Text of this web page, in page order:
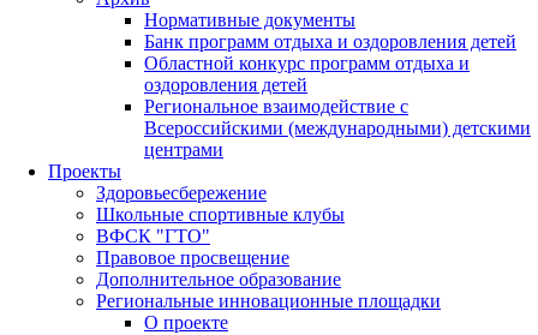
Нормативные документы
Банк программ отдыха и оздоровления детей
Областной конкурс программ отдыха и
оздоровления детей
Региональное взаимодействие с
Всероссийскими (международными) детскими
центрами
Проекты
Здоровьесбережение
Школьные спортивные клубы
ВФСК "ГТО"
Правовое просвещение
Дополнительное образование
Региональные инновационные площадки
О проекте